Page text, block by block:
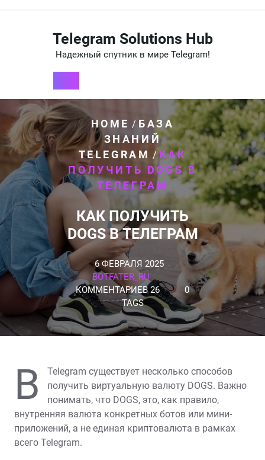
содержимомуTelegram Solutions Hub
Надежный спутник в мире Telegram!
HOME / БАЗА
ЗНАНИЙ
TELEGRAM /КАК
ПОЛУЧИТЬ DOGS В
ТЕЛЕГРАМ
КАК ПОЛУЧИТЬ
DOGS В ТЕЛЕГРАМ
6 ФЕВРАЛЯ 2025
BOTFATER_RU
КОММЕНТАРИЕВ 26
0
TAGS
В
Telegram существует несколько способов
получить виртуальную валюту DOGS. Важно
понимать, что DOGS, это, как правило,
внутренняя валюта конкретных ботов или мини-
приложений, а не единая криптовалюта в рамках
всего Telegram.